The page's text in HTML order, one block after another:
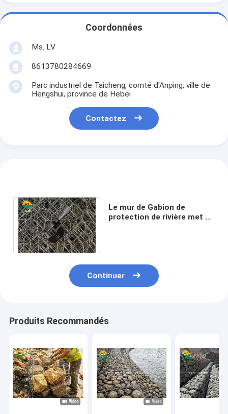
Coordonnées
Ms. LV
8613780284669
Parc industriel de Taicheng, comté d'Anping, ville de
Hengshui, province de Hebei
Contactez
Le mur de Gabion de
protection de rivière met en
Continuer
Produits Recommandés